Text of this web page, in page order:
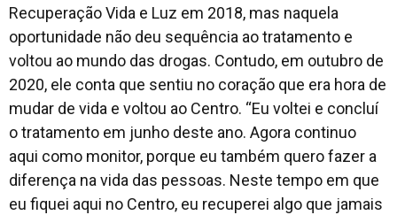
Recuperação Vida e Luz em 2018, mas naquela
oportunidade não deu sequência ao tratamento e
voltou ao mundo das drogas. Contudo, em outubro de
2020, ele conta que sentiu no coração que era hora de
mudar de vida e voltou ao Centro. “Eu voltei e concluí
o tratamento em junho deste ano. Agora continuo
aqui como monitor, porque eu também quero fazer a
diferença na vida das pessoas. Neste tempo em que
eu fiquei aqui no Centro, eu recuperei algo que jamais